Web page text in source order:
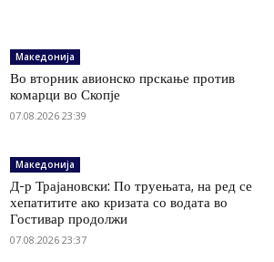
Македонија
Во вторник авионско прскање против
комарци во Скопје
07.08.2026 23:39
Македонија
Д-р Трајановски: По труењата, на ред се
хепатитите ако кризата со водата во
Гостивар продолжи
07.08.2026 23:37